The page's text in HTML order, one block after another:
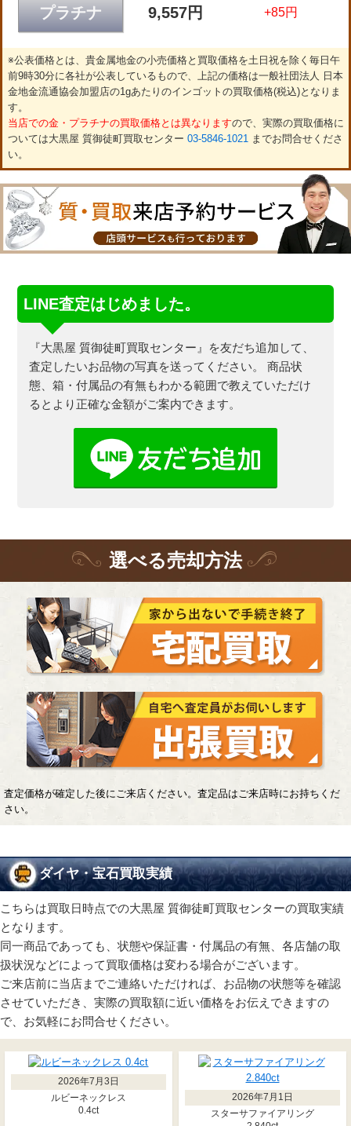
プラチナ 9,557円 +85円
※公表価格とは、貴金属地金の小売価格と買取価格を土日祝を除く毎日午
前9時30分に各社が公表しているもので、上記の価格は一般社団法人 日本
金地金流通協会加盟店の1gあたりのインゴットの買取価格(税込)となりま
す。
当店での金・プラチナの買取価格とは異なりますので、実際の買取価格に
ついては大黒屋 質御徒町買取センター 03-5846-1021までお問合せくださ
い。
LINE査定はじめました。
『大黒屋 質御徒町買取センター』を友だち追加して、
査定したいお品物の写真を送ってください。
商品状
態、箱・付属品の有無もわかる範囲で教えていただけ
るとより正確な金額がご案内できます。
選べる売却方法
査定価格が確定した後にご来店ください。査定品はご来店時にお持ちくだ
さい。
ダイヤ・宝石買取実績
こちらは買取日時点での大黒屋 質御徒町買取センターの買取実績
となります。
同一商品であっても、状態や保証書・付属品の有無、各店舗の取
扱状況などによって買取価格は変わる場合がございます。
ご来店前に当店までご連絡いただければ、お品物の状態等を確認
させていただき、実際の買取額に近い価格をお伝えできますの
で、お気軽にお問合せください。
2026年7月3日
ルビーネックレス
0.4ct
2026年7月1日
スターサファイアリング